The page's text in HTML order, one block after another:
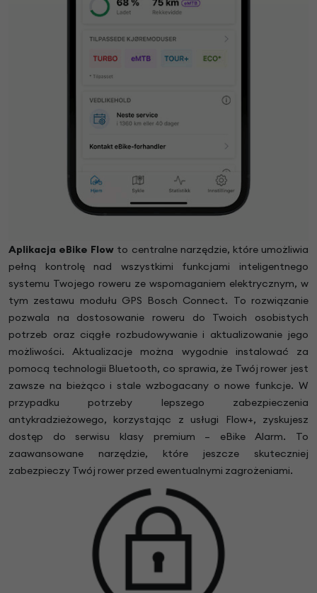
Aplikacja eBike Flow to centralne narzędzie, które umożliwia
pełną kontrolę nad wszystkimi funkcjami inteligentnego
systemu Twojego roweru ze wspomaganiem elektrycznym, w
tym zestawu modułu GPS Bosch Connect. To rozwiązanie
pozwala na dostosowanie roweru do Twoich osobistych
potrzeb oraz ciągłe rozbudowywanie i aktualizowanie jego
możliwości. Aktualizacje można wygodnie instalować za
pomocą technologii Bluetooth, co sprawia, że Twój rower jest
zawsze na bieżąco i stale wzbogacany o nowe funkcje. W
przypadku potrzeby lepszego zabezpieczenia
antykradzieżowego, korzystając z usługi Flow+, zyskujesz
dostęp do serwisu klasy premium – eBike Alarm. To
zaawansowane narzędzie, które jeszcze skuteczniej
zabezpieczy Twój rower przed ewentualnymi zagrożeniami.